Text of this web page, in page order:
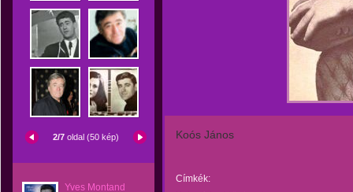
2/7 oldal (50 kép)
Yves Montand
Koós János
Címkék: